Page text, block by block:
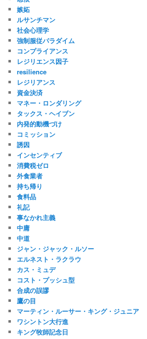
嫉妬
ルサンチマン
社会心理学
強制服従パラダイム
コンプライアンス
レジリエンス因子
resilience
レジリアンス
資金決済
マネー・ロンダリング
タックス・ヘイブン
内発的動機づけ
コミッション
誘因
インセンティブ
消費税ゼロ
外食業者
持ち帰り
食料品
礼記
事なかれ主義
中庸
中道
ジャン・ジャック・ルソー
エルネスト・ラクラウ
カス・ミュデ
コスト・プッシュ型
合成の誤謬
鷹の目
マーティン・ルーサー・キング・ジュニア
ワシントン大行進
キング牧師記念日